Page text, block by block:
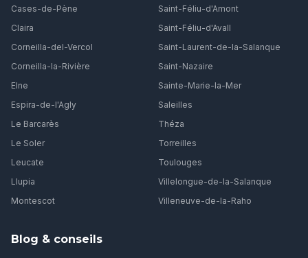
Cases-de-Pène
Claira
Corneilla-del-Vercol
Corneilla-la-Rivière
Elne
Espira-de-l'Agly
Le Barcarès
Le Soler
Leucate
Llupia
Montescot
Saint-Féliu-d'Amont
Saint-Féliu-d'Avall
Saint-Laurent-de-la-Salanque
Saint-Nazaire
Sainte-Marie-la-Mer
Saleilles
Théza
Torreilles
Toulouges
Villelongue-de-la-Salanque
Villeneuve-de-la-Raho
Blog & conseils